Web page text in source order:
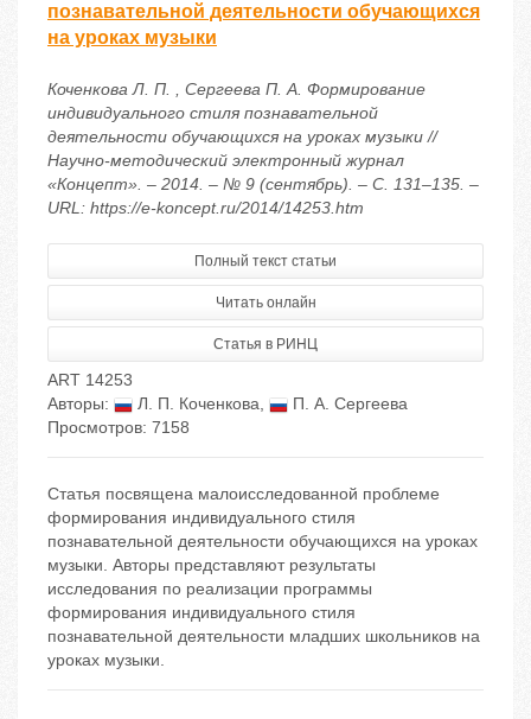
познавательной деятельности обучающихся
на уроках музыки
Коченкова Л. П. , Сергеева П. А. Формирование
индивидуального стиля познавательной
деятельности обучающихся на уроках музыки //
Научно-методический электронный журнал
«Концепт». – 2014. – № 9 (сентябрь). – С. 131–135. –
URL: https://e-koncept.ru/2014/14253.htm
Полный текст статьи
Читать онлайн
Статья в РИНЦ
ART 14253
Авторы:
Л. П. Коченкова,
П. А. Сергеева
Просмотров: 7158
Статья посвящена малоисследованной проблеме
формирования индивидуального стиля
познавательной деятельности обучающихся на уроках
музыки. Авторы представляют результаты
исследования по реализации программы
формирования индивидуального стиля
познавательной деятельности младших школьников на
уроках музыки.